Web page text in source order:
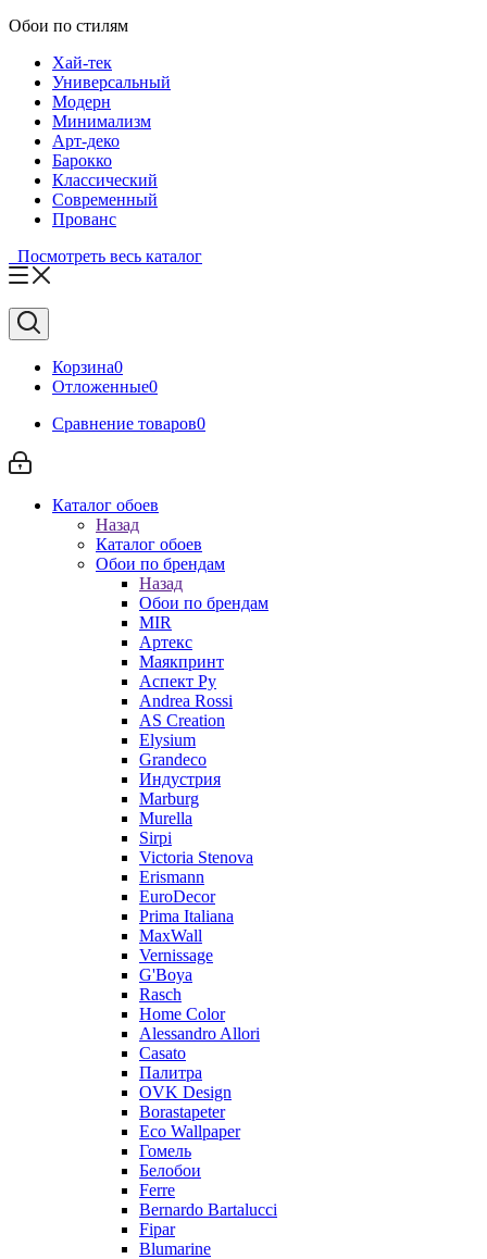
Обои по стилям
Хай-тек
Универсальный
Модерн
Минимализм
Арт-деко
Барокко
Классический
Современный
Прованс
Посмотреть весь каталог
Корзина0
Отложенные0
Сравнение товаров0
Каталог обоев
Назад
Каталог обоев
Обои по брендам
Назад
Обои по брендам
MIR
Артекс
Маякпринт
Аспект Ру
Andrea Rossi
AS Creation
Elysium
Grandeco
Индустрия
Marburg
Murella
Sirpi
Victoria Stenova
Erismann
EuroDecor
Prima Italiana
MaxWall
Vernissage
G'Boya
Rasch
Home Color
Alessandro Allori
Casato
Палитра
OVK Design
Borastapeter
Eco Wallpaper
Гомель
Белобои
Ferre
Bernardo Bartalucci
Fipar
Blumarine